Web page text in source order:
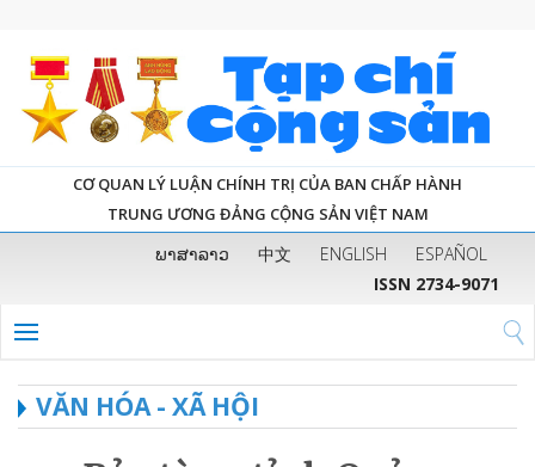
CƠ QUAN LÝ LUẬN CHÍNH TRỊ CỦA BAN CHẤP HÀNH
TRUNG ƯƠNG ĐẢNG CỘNG SẢN VIỆT NAM
ພາສາລາວ 中文 ENGLISH
ESPAÑOL
ISSN 2734-9071
VĂN HÓA - XÃ HỘI